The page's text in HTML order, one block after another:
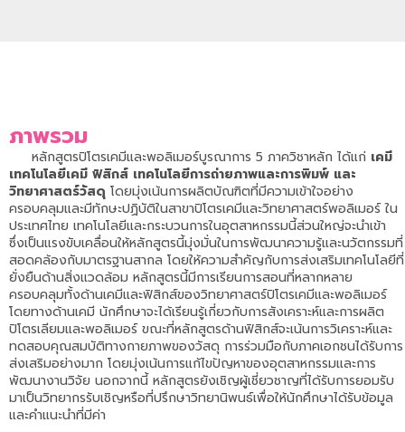
ภาพรวม
หลักสูตรปิโตรเคมีและพอลิเมอร์บูรณาการ 5 ภาควิชาหลัก ได้แก่ เคมี
เทคโนโลยีเคมี ฟิสิกส์ เทคโนโลยีการถ่ายภาพและการพิมพ์ และ
วิทยาศาสตร์วัสดุ โดยมุ่งเน้นการผลิตบัณฑิตที่มีความเข้าใจอย่าง
ครอบคลุมและมีทักษะปฏิบัติในสาขาปิโตรเคมีและวิทยาศาสตร์พอลิเมอร์ ใน
ประเทศไทย เทคโนโลยีและกระบวนการในอุตสาหกรรมนี้ส่วนใหญ่จะนำเข้า
ซึ่งเป็นแรงขับเคลื่อนให้หลักสูตรนี้มุ่งมั่นในการพัฒนาความรู้และนวัตกรรมที่
สอดคล้องกับมาตรฐานสากล โดยให้ความสำคัญกับการส่งเสริมเทคโนโลยีที่
ยั่งยืนด้านสิ่งแวดล้อม หลักสูตรนี้มีการเรียนการสอนที่หลากหลาย
ครอบคลุมทั้งด้านเคมีและฟิสิกส์ของวิทยาศาสตร์ปิโตรเคมีและพอลิเมอร์
โดยทางด้านเคมี นักศึกษาจะได้เรียนรู้เกี่ยวกับการสังเคราะห์และการผลิต
ปิโตรเลียมและพอลิเมอร์ ขณะที่หลักสูตรด้านฟิสิกส์จะเน้นการวิเคราะห์และ
ทดสอบคุณสมบัติทางกายภาพของวัสดุ การร่วมมือกับภาคเอกชนได้รับการ
ส่งเสริมอย่างมาก โดยมุ่งเน้นการแก้ไขปัญหาของอุตสาหกรรมและการ
พัฒนางานวิจัย นอกจากนี้ หลักสูตรยังเชิญผู้เชี่ยวชาญที่ได้รับการยอมรับ
มาเป็นวิทยากรรับเชิญหรือที่ปรึกษาวิทยานิพนธ์เพื่อให้นักศึกษาได้รับข้อมูล
และคำแนะนำที่มีค่า